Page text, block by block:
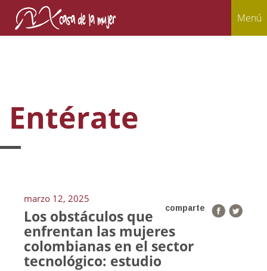
Menú
Entérate
marzo 12, 2025
comparte
Los obstáculos que
enfrentan las mujeres
colombianas en el sector
tecnológico: estudio